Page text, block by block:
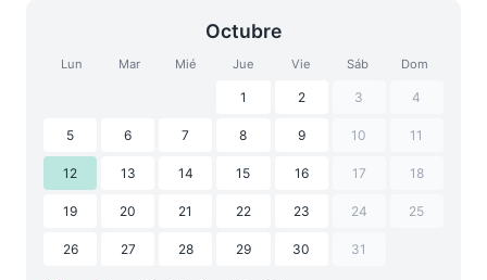
Octubre
Lun Mar Mié Jue Vie Sáb Dom
1 2 3 4
5 6 7 8 9 10 11
12 13 14 15 16 17 18
19 20 21 22 23 24 25
26 27 28 29 30 31